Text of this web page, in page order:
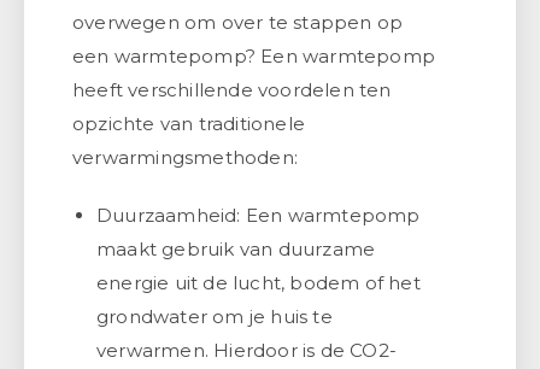
overwegen om over te stappen op
een warmtepomp? Een warmtepomp
heeft verschillende voordelen ten
opzichte van traditionele
verwarmingsmethoden:
Duurzaamheid: Een warmtepomp
maakt gebruik van duurzame
energie uit de lucht, bodem of het
grondwater om je huis te
verwarmen. Hierdoor is de CO2-